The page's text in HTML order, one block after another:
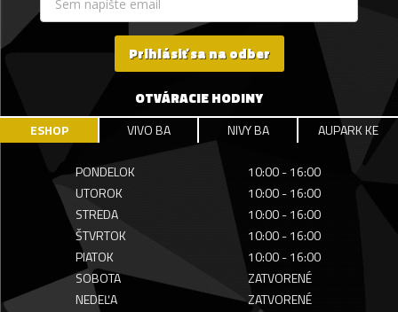
Prihlásiť sa na odber
OTVÁRACIE HODINY
ESHOP VIVO BA NIVY BA AUPARK KE
PONDELOK
10:00 - 16:00
UTOROK
10:00 - 16:00
STREDA
10:00 - 16:00
ŠTVRTOK
10:00 - 16:00
PIATOK
10:00 - 16:00
SOBOTA
ZATVORENÉ
NEDEĽA
ZATVORENÉ